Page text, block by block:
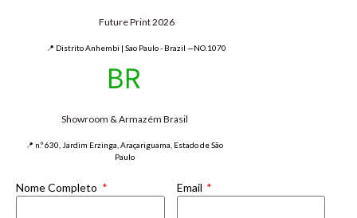
Future Print 2026
📍 Distrito Anhembi | Sao Paulo - Brazil —NO.1070
Showroom & Armazém Brasil
📍 n.º 630, Jardim Erzinga, Araçariguama, Estado de São
Paulo
Nome Completo Email